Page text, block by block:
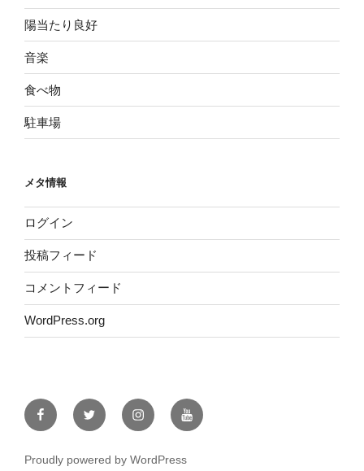
陽当たり良好
音楽
食べ物
駐車場
メタ情報
ログイン
投稿フィード
コメントフィード
WordPress.org
FacebookTwitter InstagramYouTube
Proudly powered by WordPress